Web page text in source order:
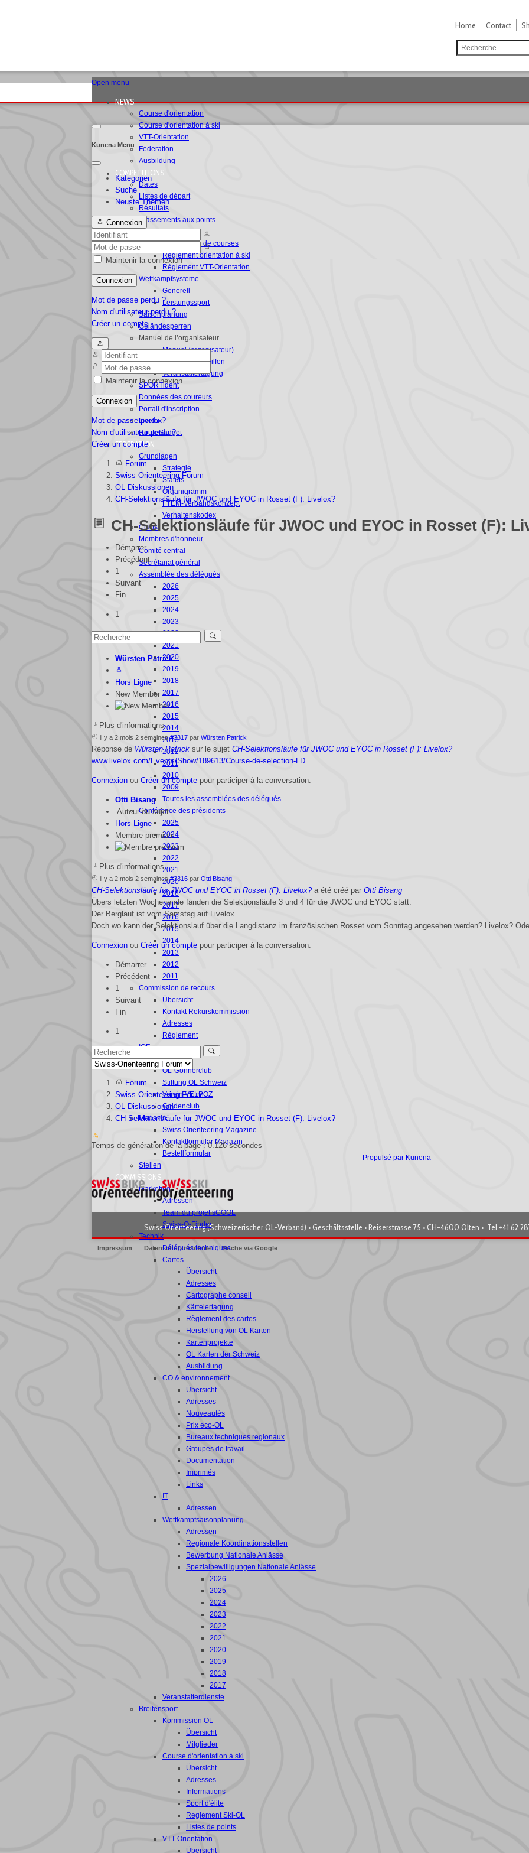
Home Contact
Open menu
NEWS
Course d'orientation
Course d'orientation à ski
VTT-Orientation
Federation
Ausbildung
COMPETITIONS
Dates
Listes de départ
Résultats
Classements aux points
RC
Règlements de courses
Règlement orientation à ski
Règlement VTT-Orientation
Wettkampfsysteme
Generell
Leistungssport
Saisonplanung
Geländesperren
Manuel de l’organisateur
Manuel (organisateur)
Organisationshilfen
Veranstaltertagung
SPORTident
Données des coureurs
Portail d'inscription
Livelox
RouteGadget
FEDERATION
Grundlagen
Strategie
Statuts
Organigramm
FTEM-Verbandskonzept
Verhaltenskodex
Clubs
Membres d'honneur
Comité central
Secrétariat général
Assemblée des délégués
2026
2025
2024
2023
2022
2021
2020
2019
2018
2017
2016
2015
2014
2013
2012
2011
2010
2009
Toutes les assemblées des délégués
Conférence des présidents
2025
2024
2023
2022
2021
2020
2018
2017
2016
2015
2014
2013
2012
2011
Commission de recours
Übersicht
Kontakt Rekurskommission
Adresses
Règlement
IOF
Partner
OL-Gönnerclub
Stiftung OL Schweiz
Verein VELPOZ
Goldenclub
Magazin
Swiss Orienteering Magazine
Kontaktformular Magazin
Bestellformular
Stellen
COMMISSIONS
Marketing
Adressen
Team du projet sCOOL
Swiss-O-Finder
Technik
Délégués techniques
Cartes
Übersicht
Adresses
Cartographe conseil
Kärtelertagung
Règlement des cartes
Herstellung von OL Karten
Kartenprojekte
OL Karten der Schweiz
Ausbildung
CO & environnement
Übersicht
Adresses
Nouveautés
Prix eco-OL
Bureaux techniques regionaux
Groupes de travail
Documentation
Imprimés
Links
IT
Adressen
Wettkampfsaisonplanung
Adressen
Regionale Koordinationsstellen
Bewerbung Nationale Anlässe
Spezialbewilligungen Nationale Anlässe
2026
2025
2024
2023
2022
2021
2020
2019
2018
2017
Veranstalterdienste
Breitensport
Kommission OL
Übersicht
Mitglieder
Course d'orientation à ski
Übersicht
Adresses
Informations
Sport d'élite
Reglement Ski-OL
Listes de points
VTT-Orientation
Übersicht
Kunena Menu
Kategorien
Suche
Neuste Themen
Connexion
Maintenir la connexion
Connexion
Mot de passe perdu ?
Nom d'utilisateur perdu ?
Créer un compte
Maintenir la connexion
Connexion
Mot de passe perdu ?
Nom d'utilisateur perdu ?
Créer un compte
Forum
Swiss-Orienteering Forum
OL Diskussionen
CH-Selektionsläufe für JWOC und EYOC in Rosset (F): Livelox?
CH-Selektionsläufe für JWOC und EYOC in Rosset (F):
Démarrer
Précédent
1
Suivant
Fin
1
Würsten Patrick
Hors Ligne
New Member
Plus d'informations
il y a 2 mois 2 semaines #3317 par Würsten Patrick
Réponse de Würsten Patrick sur le sujet CH-Selektionsläufe für JWOC und EYOC in Rosset (F): Livelox?
www.livelox.com/Events/Show/189613/Course-de-selection-LD
Connexion ou Créer un compte pour participer à la conversation.
Otti Bisang
Auteur du sujet
Hors Ligne
Membre premium
Plus d'informations
il y a 2 mois 2 semaines #3316 par Otti Bisang
CH-Selektionsläufe für JWOC und EYOC in Rosset (F): Livelox?a été créé par Otti Bisang
Übers letzten Wochenende fanden die Selektionsläufe 3 und 4 für die JWOC und EYOC statt.
Der Berglauf ist vom Samstag auf Livelox.
Doch wo kann der Selektionslauf über die Langdistanz im französischen Rosset vom Sonntag angesehen werden? Livelox?
Connexion ou Créer un compte pour participer à la conversation.
Démarrer
Précédent
1
Suivant
Fin
1
Forum
Swiss-Orienteering Forum
OL Diskussionen
CH-Selektionsläufe für JWOC und EYOC in Rosset (F): Livelox?
Temps de génération de la page : 0.126 secondes
Propulsé par Kunena
Swiss Orienteering (Schweizerischer OL-Verband) • Geschäftsstelle • Reiserstrasse 75 • CH-4600 Olten • Tel +41 62
Impressum Datenschutzrichtlinie Suche via Google